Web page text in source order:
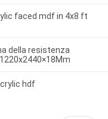
faced mdf in 4x8 ft
della resistenza
hdf